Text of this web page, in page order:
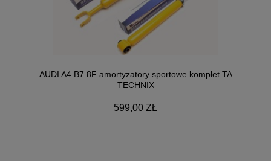
AUDI A4 B7 8F amortyzatory sportowe komplet TA
TECHNIX
599,00 ZŁ